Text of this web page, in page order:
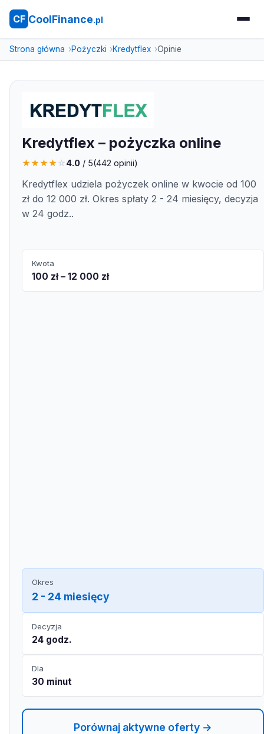
CF CoolFinance.pl
Strona główna Pożyczki Kredytflex Opinie
Kredytflex – pożyczka online
★★★★☆4.0 / 5(442 opinii)
Kredytflex udziela pożyczek online w kwocie od 100
zł do 12 000 zł. Okres spłaty 2 - 24 miesięcy, decyzja
w 24 godz..
Kwota
100 zł – 12 000 zł
Okres
2 - 24 miesięcy
Decyzja
24 godz.
Dla
30 minut
Porównaj aktywne oferty →